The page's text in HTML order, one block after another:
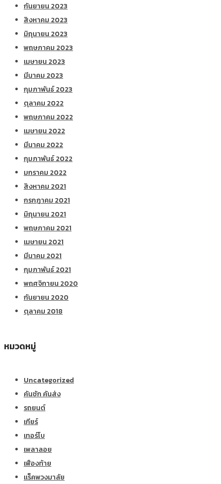
กันยายน 2023
สิงหาคม 2023
มิถุนายน 2023
พฤษภาคม 2023
เมษายน 2023
มีนาคม 2023
กุมภาพันธ์ 2023
ตุลาคม 2022
พฤษภาคม 2022
เมษายน 2022
มีนาคม 2022
กุมภาพันธ์ 2022
มกราคม 2022
สิงหาคม 2021
กรกฎาคม 2021
มิถุนายน 2021
พฤษภาคม 2021
เมษายน 2021
มีนาคม 2021
กุมภาพันธ์ 2021
พฤศจิกายน 2020
กันยายน 2020
ตุลาคม 2018
หมวดหมู่
Uncategorized
คันชัก คันส่ง
รถยนต์
เกียร์
เทอร์โบ
เพลาลอย
เฟืองท้าย
แร็คพวงมาลัย